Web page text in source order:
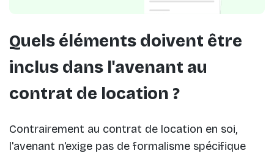
Quels éléments doivent être
inclus dans l'avenant au
contrat de location ?
Contrairement au contrat de location en soi,
l'avenant n'exige pas de formalisme spécifique